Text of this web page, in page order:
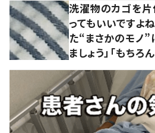
洗濯物のカゴを片
ってもいいですよ
た“まさかのモノ”
ましょう」「もちろん